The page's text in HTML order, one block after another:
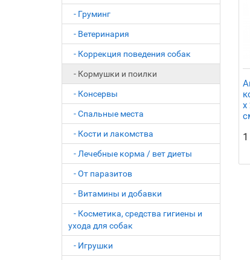
- Груминг
- Ветеринария
- Коррекция поведения собак
- Кормушки и поилки
- Консервы
- Спальные места
- Кости и лакомства
- Лечебные корма / вет диеты
- От паразитов
- Витамины и добавки
- Косметика, средства гигиены и
ухода для собак
- Игрушки
x